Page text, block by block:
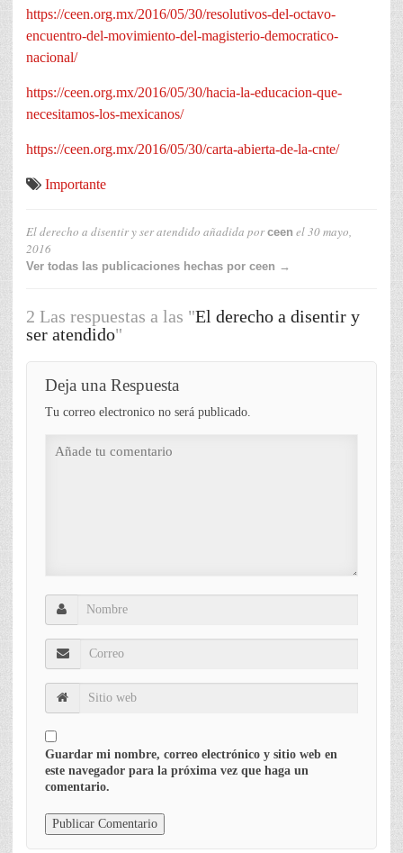
https://ceen.org.mx/2016/05/30/resolutivos-del-octavo-
encuentro-del-movimiento-del-magisterio-democratico-
nacional/
https://ceen.org.mx/2016/05/30/hacia-la-educacion-que-
necesitamos-los-mexicanos/
https://ceen.org.mx/2016/05/30/carta-abierta-de-la-cnte/
Importante
El derecho a disentir y ser atendido añadida por ceen el30 mayo,
2016
Ver todas las publicaciones hechas por ceen →
2 Las respuestas a las "El derecho a disentir y
ser atendido"
Deja una Respuesta
Tu correo electronico no será publicado.
Guardar mi nombre, correo electrónico y sitio web en
este navegador para la próxima vez que haga un
comentario.